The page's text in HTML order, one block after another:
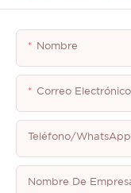
Nombre
Correo Electrónico
Teléfono/WhatsApp
Nombre De